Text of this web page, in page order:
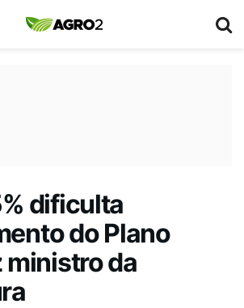
dificulta
do Plano
ministro da